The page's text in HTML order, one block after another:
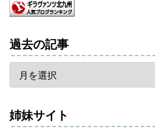
過去の記事
姉妹サイト